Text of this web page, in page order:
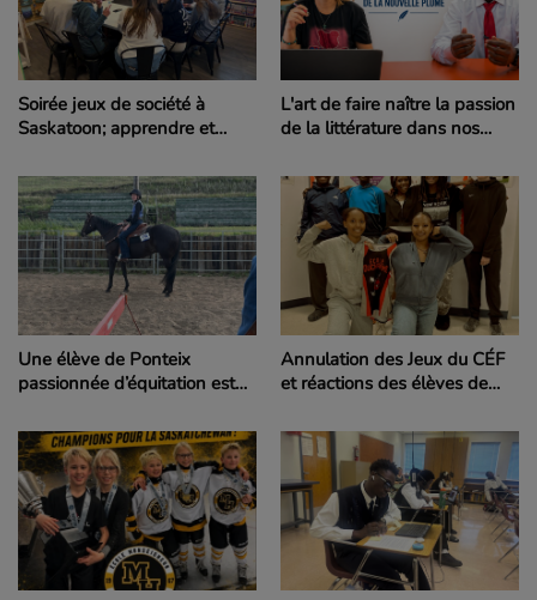
Soirée jeux de société à
Saskatoon; apprendre et
L'art de faire naître la passion
de la littérature dans nos
Une élève de Ponteix
passionnée d’équitation est
Annulation des Jeux du CÉF
et réactions des élèves de